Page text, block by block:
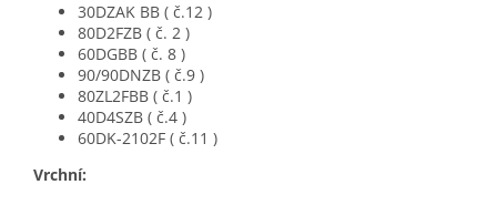
30DZAK BB ( č.12 )
80D2FZB ( č. 2 )
60DGBB ( č. 8 )
90/90DNZB ( č.9 )
80ZL2FBB ( č.1 )
40D4SZB ( č.4 )
60DK-2102F ( č.11 )
Vrchní: